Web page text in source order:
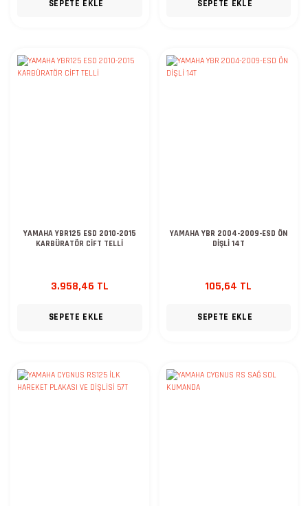
SEPETE EKLE SEPETE EKLE
YAMAHA YBR125 ESD 2010-2015
KARBÜRATÖR CİFT TELLİ
3.958,46 TL
SEPETE EKLE
YAMAHA YBR 2004-2009-ESD ÖN
DİŞLİ 14T
105,64 TL
SEPETE EKLE